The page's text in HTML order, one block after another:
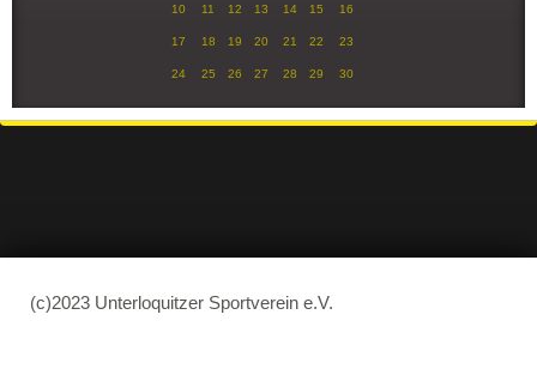
10 11 12 13 14 15 16
17 18 19 20 21 22 23
24 25 26 27 28 29 30
(c)2023 Unterloquitzer Sportverein e.V.